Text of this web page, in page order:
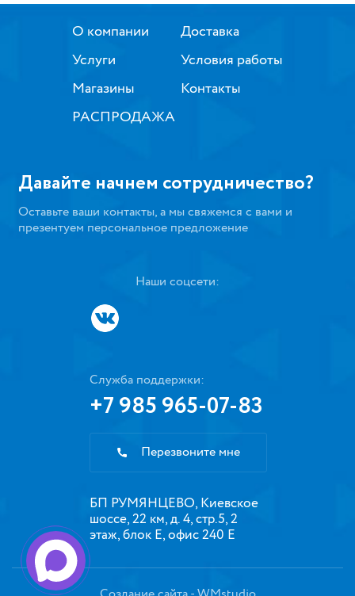
О компании
Услуги
Магазины
РАСПРОДАЖА
Доставка
Условия работы
Контакты
Давайте начнем сотрудничество?
Оставьте ваши контакты, а мы свяжемся с вами и
презентуем персональное предложение
Наши соцсети:
Служба поддержки:
+7 985 965-07-83
Перезвоните мне
БП РУМЯНЦЕВО, Киевское
шоссе, 22 км, д. 4, стр.5, 2
этаж, блок Е, офис 240 Е